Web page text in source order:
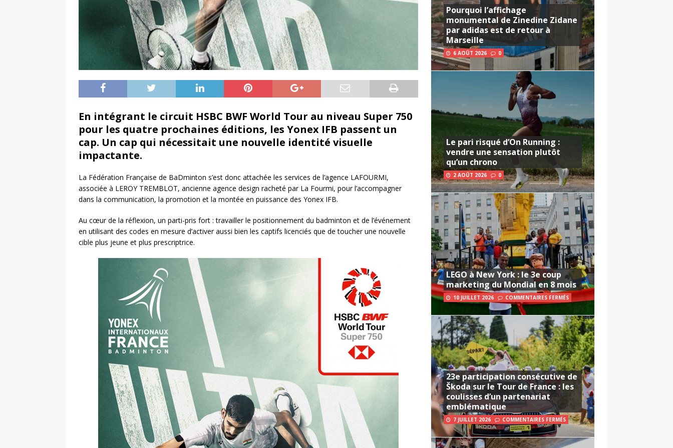
En intégrant le circuit HSBC BWF World Tour au niveau Super 750
pour les quatre prochaines éditions, les Yonex IFB passent un
cap. Un cap qui nécessitait une nouvelle identité visuelle
impactante.
La Fédération Française de BaDminton s’est donc attachée les services de l’agence LAFOURMI,
associée à LEROY TREMBLOT, ancienne agence design racheté par La Fourmi, pour l’accompagner
dans la communication, la promotion et la montée en puissance des Yonex IFB.
Au cœur de la réflexion, un parti-pris fort : travailler le positionnement du badminton et de l’événement
en utilisant des codes en mesure d’activer aussi bien les captifs licenciés que de toucher une nouvelle
cible plus jeune et plus prescriptrice.
Pourquoi l’affichage
monumental de Zinedine Zidane
par adidas est de retour à
Marseille
6 AOÛT 2026 0
Le pari risqué d’On Running :
vendre une sensation plutôt
qu’un chrono
2 AOÛT 2026 0
LEGO à New York : le 3e coup
marketing du Mondial en 8 mois
10 JUILLET 2026 COMMENTAIRES FERMÉS
23e participation consécutive de
Škoda sur le Tour de France : les
coulisses d’un partenariat
emblématique
7 JUILLET 2026 COMMENTAIRES FERMÉS